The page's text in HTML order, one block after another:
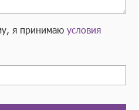
я принимаюусловия